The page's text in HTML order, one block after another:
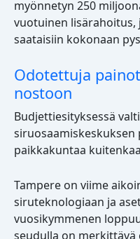
myönnetyn 250
vuotuinen lisärahoitus,
saataisiin kokonaan
Odotettuja
nostoon
Budjettiesityksessä
siruosaamiskeskuksen
paikkakuntaa
Tampere on viime
siruteknologiaan ja
vuosikymmenen
seudulla on